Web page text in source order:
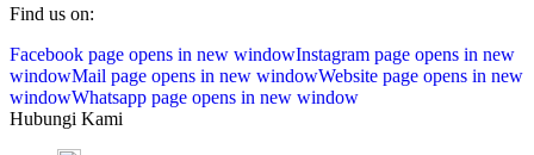
Find us on:
Facebook page opens in new windowInstagram page opens in new
windowMail page opens in new windowWebsite page opens in new
windowWhatsapp page opens in new window
Hubungi Kami